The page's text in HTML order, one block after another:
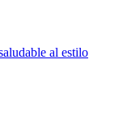
al estilo